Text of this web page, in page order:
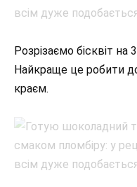
Розрізаємо бісквіт
Найкраще це робити
краєм.